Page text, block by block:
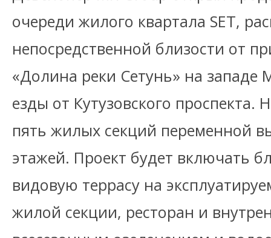
очереди жилого квартала SET,
непосредственной близости от
«Долина реки Сетунь» на западе
езды от Кутузовского
пять жилых секций переменной
этажей. Проект будет включать
видовую террасу на
жилой секции, ресторан и